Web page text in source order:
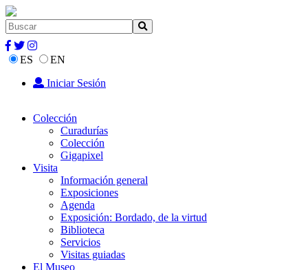
ES
EN
Iniciar Sesión
Colección
Curadurías
Colección
Gigapixel
Visita
Información general
Exposiciones
Agenda
Exposición: Bordado, de la virtud
Biblioteca
Servicios
Visitas guiadas
El Museo